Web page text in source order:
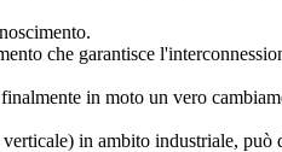
che garantisce
in moto un vero
in ambito industriale, può